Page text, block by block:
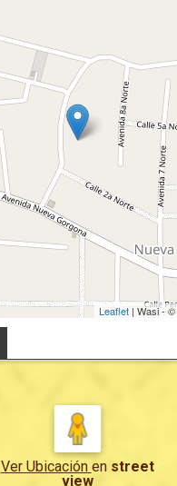
Leaflet | Wasi - ©
Ver Ubicación en street
view